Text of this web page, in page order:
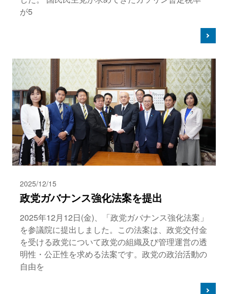
が5
2025/12/15
政党ガバナンス強化法案を提出
2025年12月12日(金)、「政党ガバナンス強化法案」
を参議院に提出しました。この法案は、政党交付金
を受ける政党について政党の組織及び管理運営の透
明性・公正性を求める法案です。政党の政治活動の
自由を